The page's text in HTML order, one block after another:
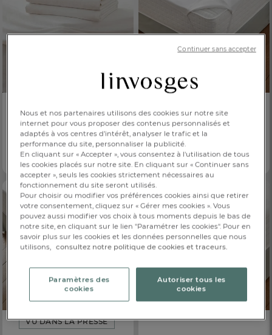
FR
AT
Pack 2 protège-matelas
Molleton élastomère 200g/m2
DèsCHF. 52.-
Bonnet 35cm
Protège-matelas forme plateau
Molleton 400g
Dès
Ultra-absorbant et résistant
VU DANS LA PRESSE
Nous et nos partenaires utilisons des cookies sur notre site
internet pour vous proposer des contenus personnalisés et
adaptés à vos centres d’intérêt, analyser le trafic et la
performance du site, personnaliser la publicité.
En cliquant sur « Accepter », vous consentez à l'utilisation de tous
les cookies placés sur notre site. En cliquant sur « Continuer sans
accepter », seuls les cookies strictement nécessaires au
fonctionnement du site seront utilisés.
Pour choisir ou modifier vos préférences cookies ainsi que retirer
votre consentement, cliquez sur « Gérer mes cookies ». Vous
pouvez aussi modifier vos choix à tous moments depuis le bas de
notre site, en cliquant sur le lien "Paramétrer les cookies". Pour en
savoir plus sur les cookies et les données personnelles que nous
utilisons, consultez notre politique de cookies et traceurs.
Paramètres des
cookies
Autoriser tous les
cookies
Continuer sans accepter